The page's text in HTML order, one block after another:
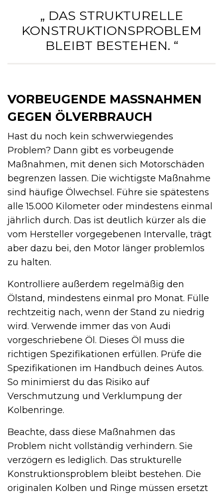
„ DAS STRUKTURELLE
KONSTRUKTIONSPROBLEM
BLEIBT BESTEHEN. “
VORBEUGENDE MASSNAHMEN G
EGEN ÖLVERBRAUCH
Hast du noch kein schwerwiegendes
Problem? Dann gibt es vorbeugende
Maßnahmen, mit denen sich Motorschäden
begrenzen lassen. Die wichtigste Maßnahme
sind häufige Ölwechsel. Führe sie spätestens
alle 15.000 Kilometer oder mindestens einmal
jährlich durch. Das ist deutlich kürzer als die
vom Hersteller vorgegebenen Intervalle, trägt
aber dazu bei, den Motor länger problemlos
zu halten.
Kontrolliere außerdem regelmäßig den
Ölstand, mindestens einmal pro Monat. Fülle
rechtzeitig nach, wenn der Stand zu niedrig
wird. Verwende immer das von Audi
vorgeschriebene Öl. Dieses Öl muss die
richtigen Spezifikationen erfüllen. Prüfe die
Spezifikationen im Handbuch deines Autos.
So minimierst du das Risiko auf
Verschmutzung und Verklumpung der
Kolbenringe.
Beachte, dass diese Maßnahmen das
Problem nicht vollständig verhindern. Sie
verzögern es lediglich. Das strukturelle
Konstruktionsproblem bleibt bestehen. Die
originalen Kolben und Ringe müssen ersetzt